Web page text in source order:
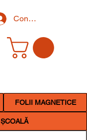
Conectează-te
FOLII MAGNETICE
ȘCOALĂ